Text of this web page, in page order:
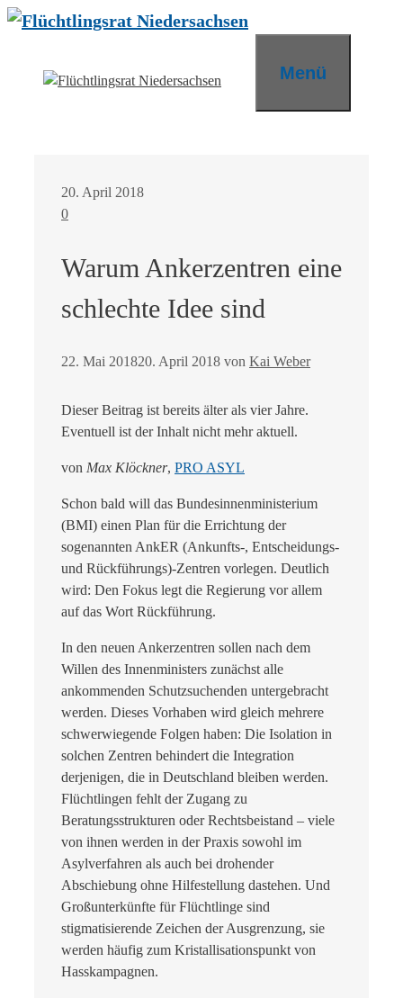
Zum
Menü
20. April 2018
0
Warum Ankerzentren eine
schlechte Idee sind
22. Mai 201820. April 2018 von Kai Weber
Dieser Beitrag ist bereits älter als vier Jahre.
Eventuell ist der Inhalt nicht mehr aktuell.
von Max Klöckner, PRO ASYL
Schon bald will das Bundesinnenministerium
(BMI) einen Plan für die Errichtung der
sogenannten AnkER (Ankunfts-, Entscheidungs-
und Rückführungs)-Zentren vorlegen. Deutlich
wird: Den Fokus legt die Regierung vor allem
auf das Wort Rückführung.
In den neuen Ankerzentren sollen nach dem
Willen des Innenministers zunächst alle
ankommenden Schutzsuchenden untergebracht
werden. Dieses Vorhaben wird gleich mehrere
schwerwiegende Folgen haben: Die Isolation in
solchen Zentren behindert die Integration
derjenigen, die in Deutschland bleiben werden.
Flüchtlingen fehlt der Zugang zu
Beratungsstrukturen oder Rechtsbeistand – viele
von ihnen werden in der Praxis sowohl im
Asylverfahren als auch bei drohender
Abschiebung ohne Hilfestellung dastehen. Und
Großunterkünfte für Flüchtlinge sind
stigmatisierende Zeichen der Ausgrenzung, sie
werden häufig zum Kristallisationspunkt von
Hasskampagnen.